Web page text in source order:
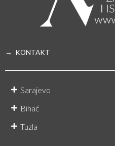
→ KONTAKT
Sarajevo
Bihać
Tuzla